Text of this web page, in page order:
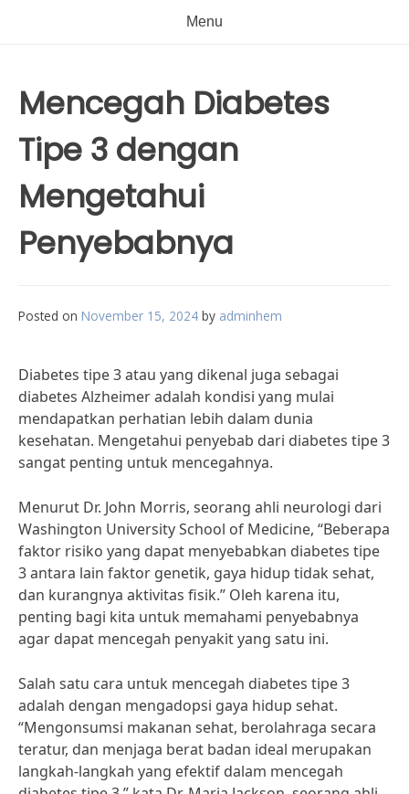
Menu
Mencegah Diabetes
Tipe 3 dengan
Mengetahui
Penyebabnya
Posted on November 15, 2024 by adminhem
Diabetes tipe 3 atau yang dikenal juga sebagai
diabetes Alzheimer adalah kondisi yang mulai
mendapatkan perhatian lebih dalam dunia
kesehatan. Mengetahui penyebab dari diabetes tipe 3
sangat penting untuk mencegahnya.
Menurut Dr. John Morris, seorang ahli neurologi dari
Washington University School of Medicine, “Beberapa
faktor risiko yang dapat menyebabkan diabetes tipe
3 antara lain faktor genetik, gaya hidup tidak sehat,
dan kurangnya aktivitas fisik.” Oleh karena itu,
penting bagi kita untuk memahami penyebabnya
agar dapat mencegah penyakit yang satu ini.
Salah satu cara untuk mencegah diabetes tipe 3
adalah dengan mengadopsi gaya hidup sehat.
“Mengonsumsi makanan sehat, berolahraga secara
teratur, dan menjaga berat badan ideal merupakan
langkah-langkah yang efektif dalam mencegah